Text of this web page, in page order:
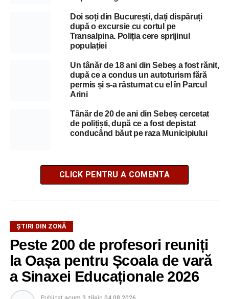
Doi soți din București, dați dispăruți
după o excursie cu cortul pe
Transalpina. Poliția cere sprijinul
populației
Un tânăr de 18 ani din Sebeș a fost rănit,
după ce a condus un autoturism fără
permis și s-a răsturnat cu el în Parcul
Arini
Tânăr de 20 de ani din Sebeș cercetat
de polițiști, după ce a fost depistat
conducând băut pe raza Municipiului
CLICK PENTRU A COMENTA
ȘTIRI DIN ZONĂ
Peste 200 de profesori reuniți
la Oașa pentru Școala de vară
a Sinaxei Educaționale 2026